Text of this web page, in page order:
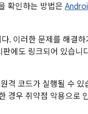
확인하는 방법은
. 이러한 문제를 해결하
에도 링크되어 있습니
격 코드가 실행될 수 있
경우 취약점 악용으로